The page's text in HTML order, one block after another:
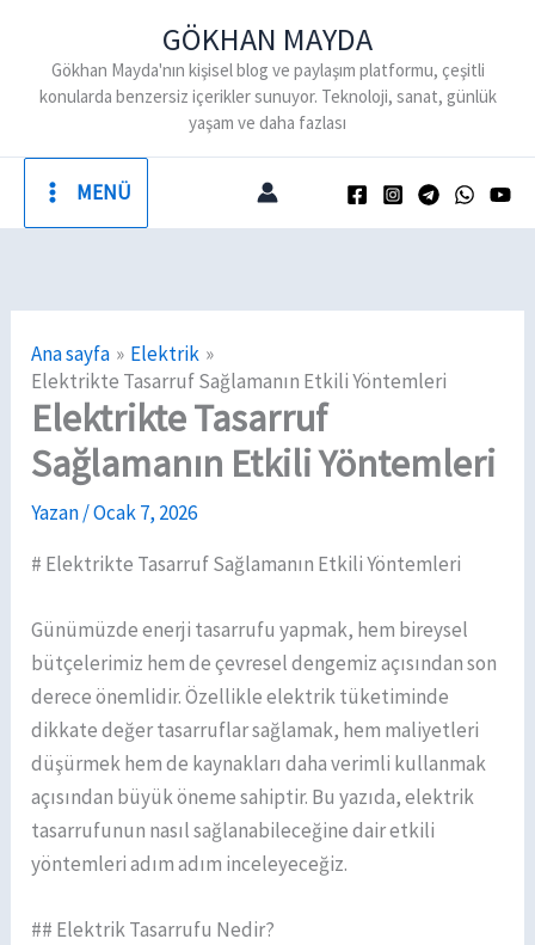
GÖKHAN MAYDA
Gökhan Mayda'nın kişisel blog ve paylaşım platformu, çeşitli
konularda benzersiz içerikler sunuyor. Teknoloji, sanat, günlük
yaşam ve daha fazlası
MENÜ
Ana sayfa
Elektrik
Elektrikte Tasarruf Sağlamanın Etkili Yöntemleri
Elektrikte Tasarruf
Sağlamanın Etkili Yöntemleri
Yazan/Ocak 7, 2026
# Elektrikte Tasarruf Sağlamanın Etkili Yöntemleri
Günümüzde enerji tasarrufu yapmak, hem bireysel
bütçelerimiz hem de çevresel dengemiz açısından son
derece önemlidir. Özellikle elektrik tüketiminde
dikkate değer tasarruflar sağlamak, hem maliyetleri
düşürmek hem de kaynakları daha verimli kullanmak
açısından büyük öneme sahiptir. Bu yazıda, elektrik
tasarrufunun nasıl sağlanabileceğine dair etkili
yöntemleri adım adım inceleyeceğiz.
## Elektrik Tasarrufu Nedir?